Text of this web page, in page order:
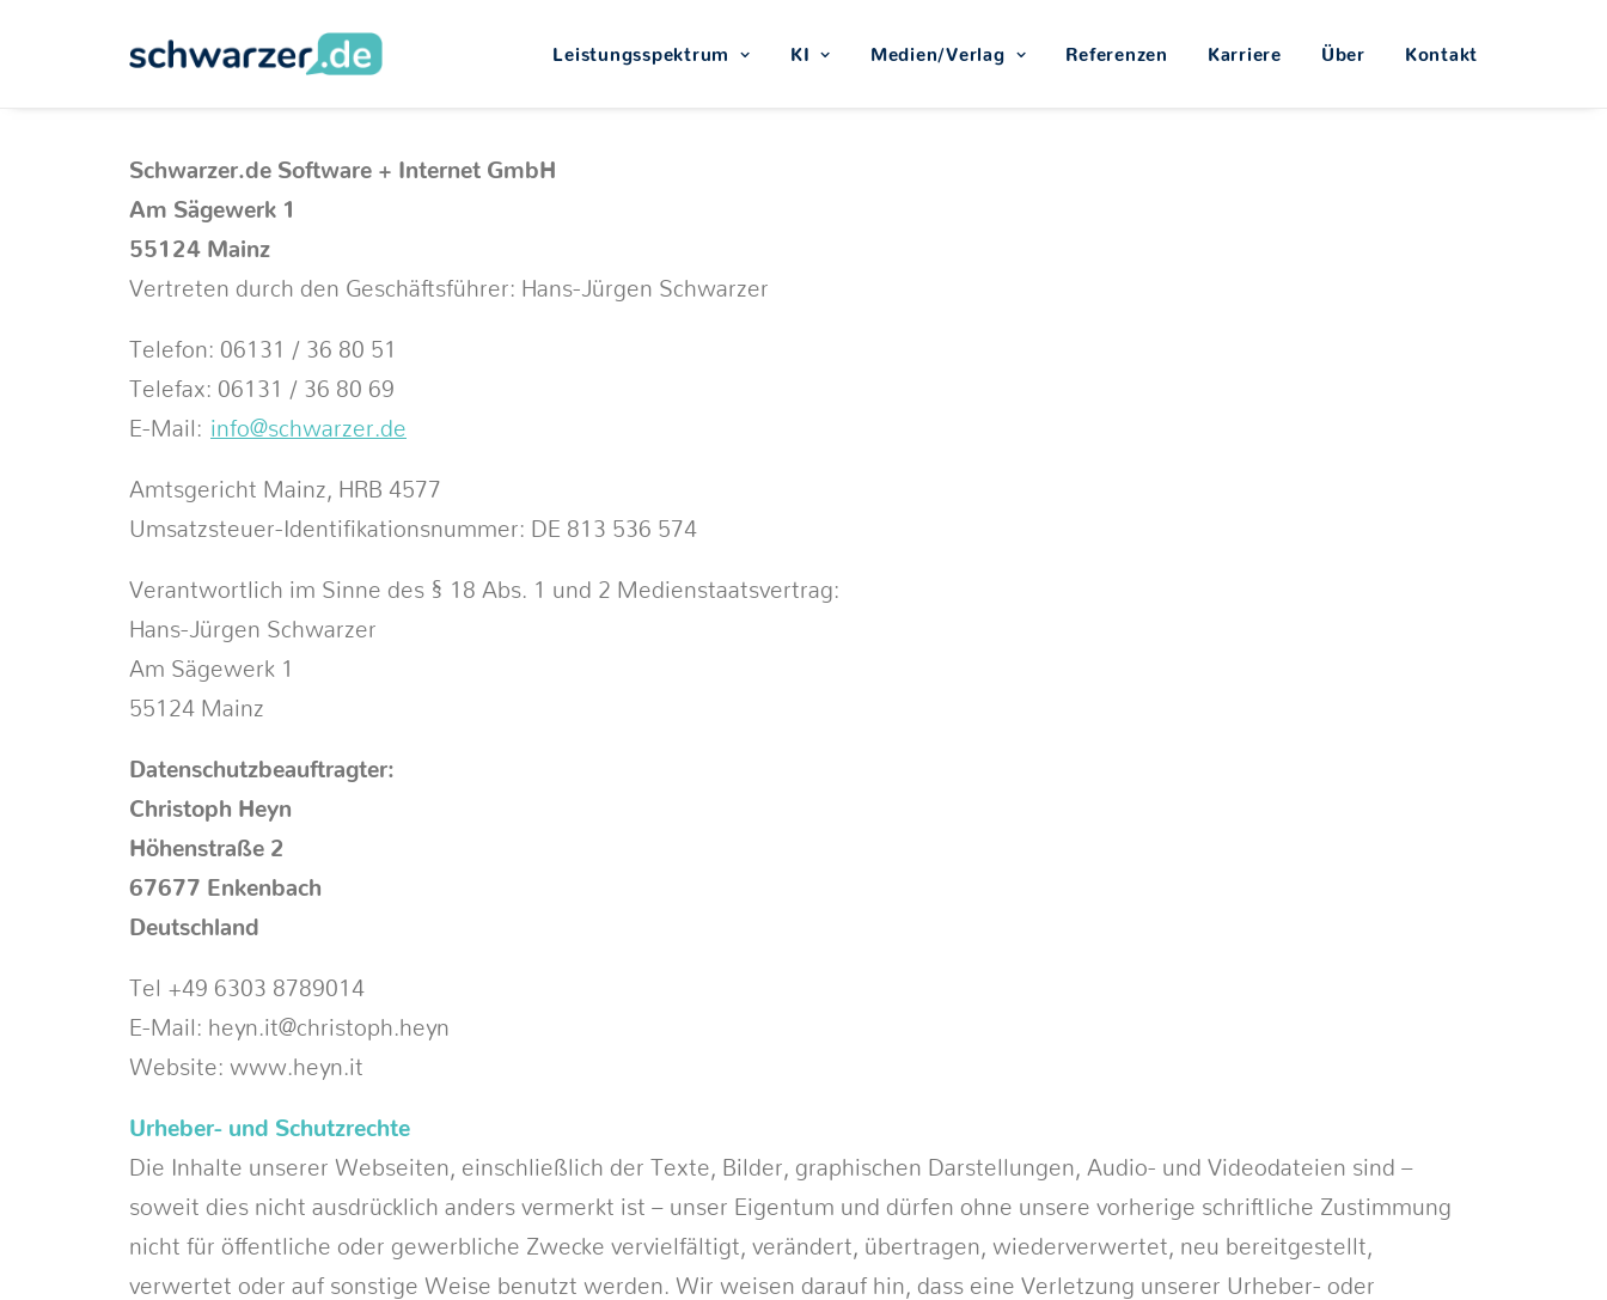
Leistungsspektrum KI Medien/Verlag Referenzen Karriere Über Kontakt
Schwarzer.de Software + Internet GmbH
Am Sägewerk 1
55124 Mainz
Vertreten durch den Geschäftsführer: Hans-Jürgen Schwarzer
Telefon: 06131 / 36 80 51
Telefax: 06131 / 36 80 69
E-Mail: info@schwarzer.de
Amtsgericht Mainz, HRB 4577
Umsatzsteuer-Identifikationsnummer: DE 813 536 574
Verantwortlich im Sinne des § 18 Abs. 1 und 2 Medienstaatsvertrag:
Hans-Jürgen Schwarzer
Am Sägewerk 1
55124 Mainz
Datenschutzbeauftragter:
Christoph Heyn
Höhenstraße 2
67677 Enkenbach
Deutschland
Tel +49 6303 8789014
E-Mail: heyn.it@christoph.heyn
Website: www.heyn.it
Urheber- und Schutzrechte
Die Inhalte unserer Webseiten, einschließlich der Texte, Bilder, graphischen Darstellungen, Audio- und Videodateien sind –
soweit dies nicht ausdrücklich anders vermerkt ist – unser Eigentum und dürfen ohne unsere vorherige schriftliche Zustimmung
nicht für öffentliche oder gewerbliche Zwecke vervielfältigt, verändert, übertragen, wiederverwertet, neu bereitgestellt,
verwertet oder auf sonstige Weise benutzt werden. Wir weisen darauf hin, dass eine Verletzung unserer Urheber- oder